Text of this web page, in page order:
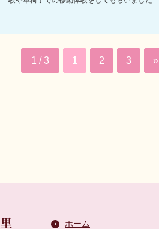
1 / 3 1 2 3 »
ホーム